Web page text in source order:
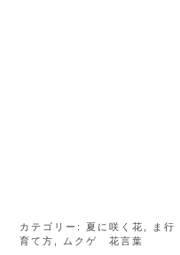
カテゴリー:夏に咲く花 ま行
育て方
ムクゲ 花言葉